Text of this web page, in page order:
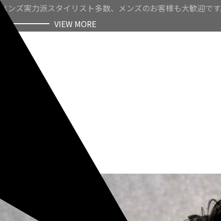
メンズ実力派スタイリスト多数、メンズのお客様も大歓迎で
VIEW MORE
VIEW MORE